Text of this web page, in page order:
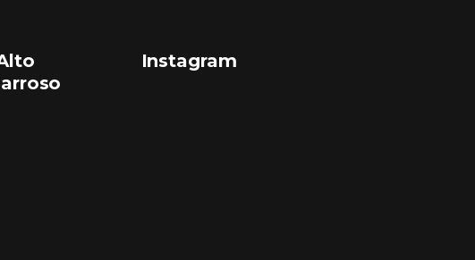
Instagram